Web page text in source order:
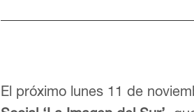
El próximo lunes 11 de